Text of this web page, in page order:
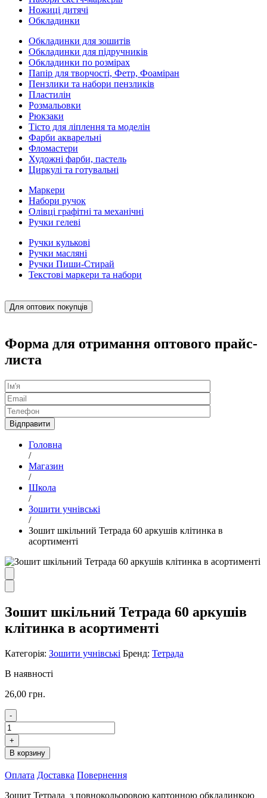
Ножиці дитячі
Обкладинки
Обкладинки для зошитів
Обкладинки для підручників
Обкладинки по розмірах
Папір для творчості, Фетр, Фоаміран
Пензлики та набори пензликів
Пластилін
Розмальовки
Рюкзаки
Тісто для ліплення та моделін
Фарби акварельні
Фломастери
Художні фарби, пастель
Циркулі та готувальні
Маркери
Набори ручок
Олівці графітні та механічні
Ручки гелеві
Ручки кулькові
Ручки масляні
Ручки Пиши-Стирай
Текстові маркери та набори
Для оптових покупців
Форма для отримання оптового прайс-
листа
Головна
/
Магазин
/
Школа
/
Зошити учнівські
/
Зошит шкільний Тетрада 60 аркушів клітинка в
асортименті
Зошит шкільний Тетрада 60 аркушів
клітинка в асортименті
Категорія: Зошити учнівські Бренд: Тетрада
В наявності
26,00 грн.
-
Зошит
шкільний
Тетрада
60
клітинка
в
+
В корзину
Оплата Доставка Повернення
Зошит Тетрада з повнокольоровою картонною обкладинкою